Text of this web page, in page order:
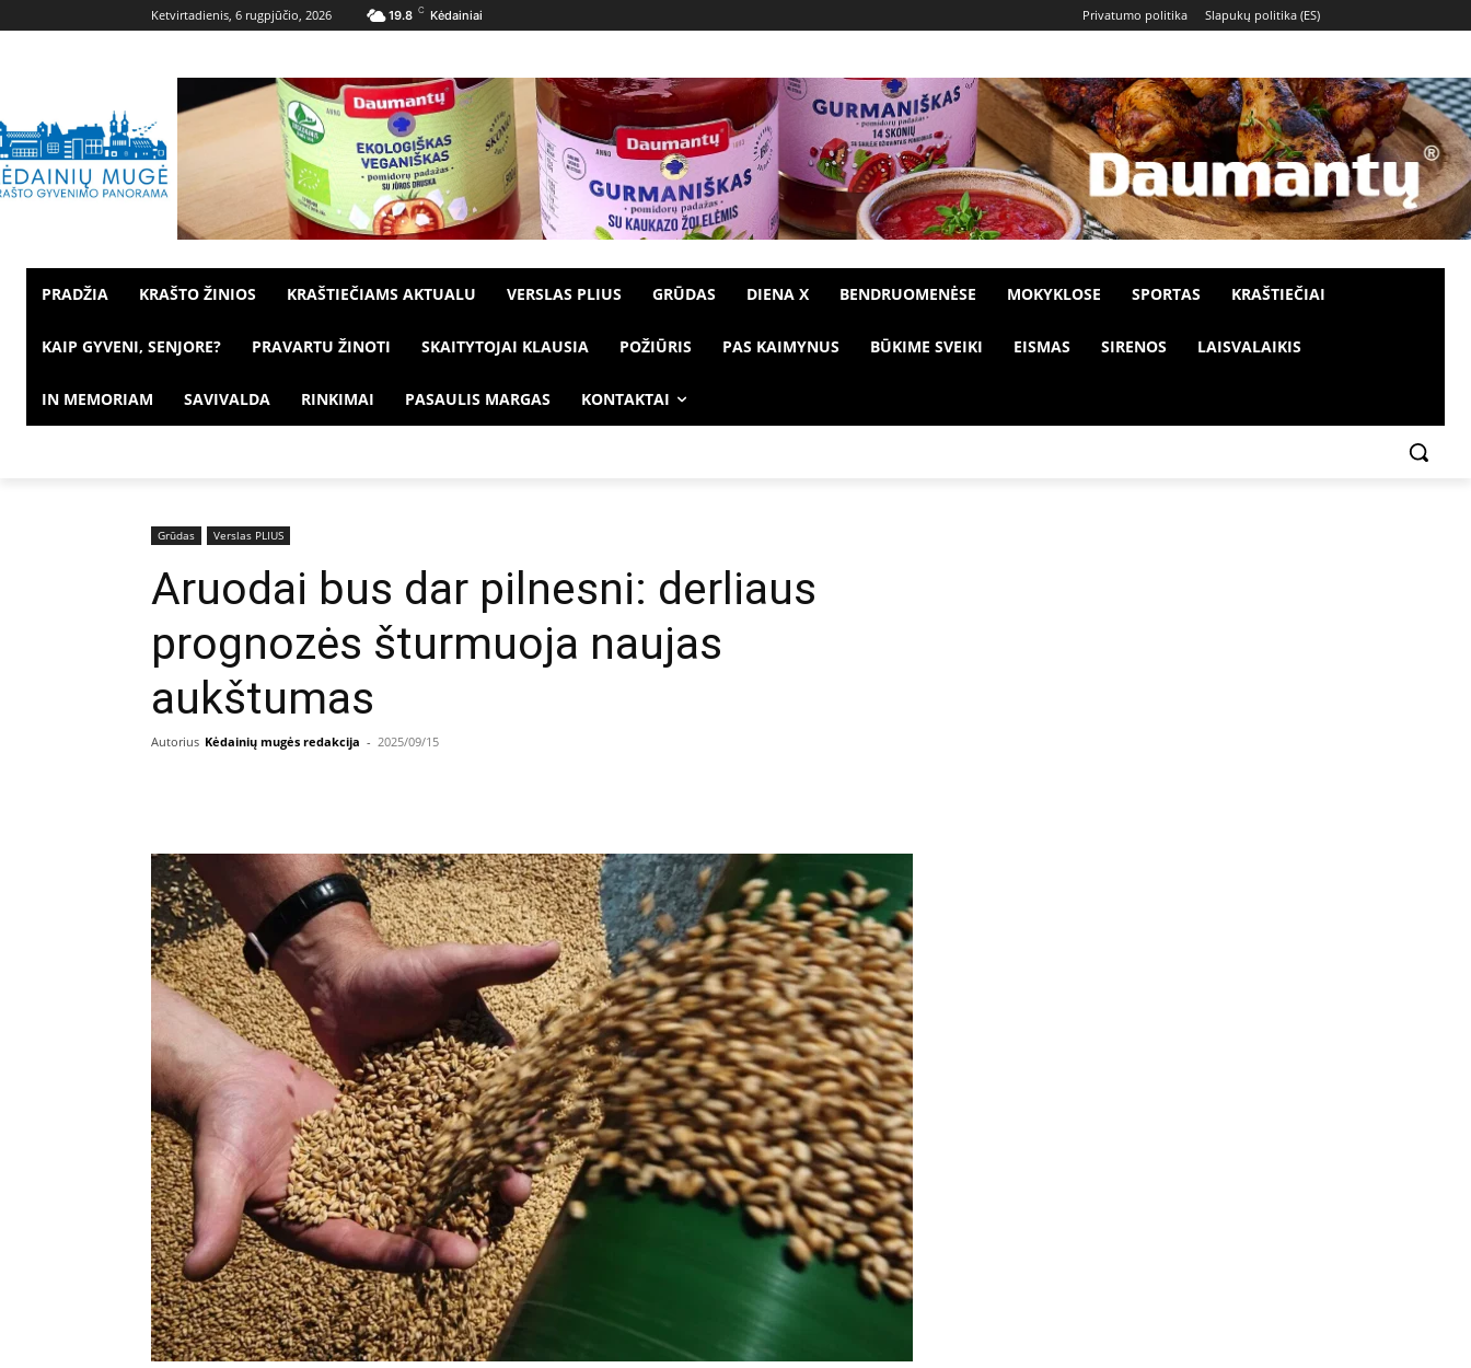
Ketvirtadienis, 6 rugpjūčio, 2026 19.8 C Kėdainiai Privatumo politika Slapukų politika (ES)
PRADŽIA KRAŠTO ŽINIOS KRAŠTIEČIAMS AKTUALU VERSLAS PLIUS GRŪDAS DIENA X BENDRUOMENĖSE MOKYKLOSE SPORTAS KRAŠTIEČIAI
KAIP GYVENI, SENJORE? PRAVARTU ŽINOTI SKAITYTOJAI KLAUSIA POŽIŪRIS PAS KAIMYNUS BŪKIME SVEIKI EISMAS SIRENOS LAISVALAIKIS
IN MEMORIAM SAVIVALDA RINKIMAI PASAULIS MARGAS KONTAKTAI
Grūdas Verslas PLIUS
Aruodai bus dar pilnesni: derliaus
prognozės šturmuoja naujas
aukštumas
Autorius Kėdainių mugės redakcija - 2025/09/15